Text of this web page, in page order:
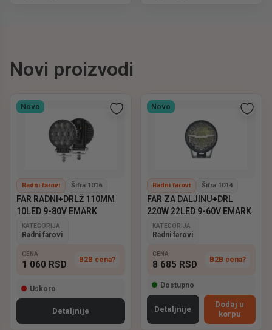
Novi proizvodi
Novo
Radni farovi Šifra 1016
FAR RADNI+DRLŽ 110MM
10LED 9-80V EMARK
KATEGORIJA
Radni farovi
CENA
1 060 RSD B2B cena?
Uskoro
Detaljnije
Novo
Radni farovi Šifra 1014
FAR ZA DALJINU+DRL
220W 22LED 9-60V EMARK
KATEGORIJA
Radni farovi
CENA
8 685 RSD B2B cena?
Dostupno
Detaljnije
Dodaj u
korpu